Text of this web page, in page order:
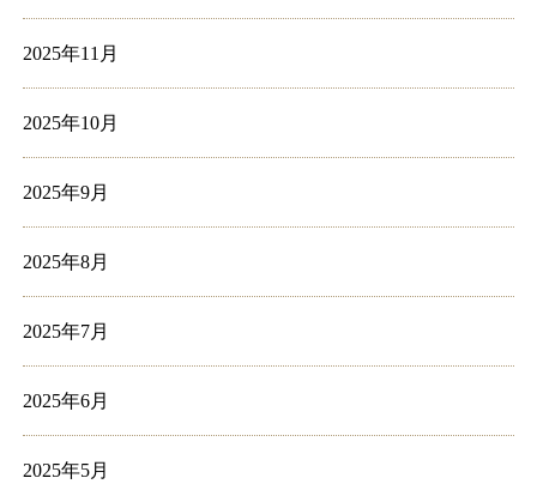
2025年11月
2025年10月
2025年9月
2025年8月
2025年7月
2025年6月
2025年5月